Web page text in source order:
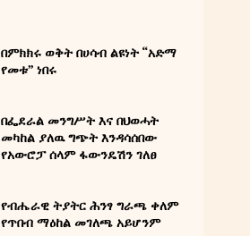
በምክክሩ ወቅት በሀሳብ ልዩነት “አድማ
የመቱ” ነበሩ
በፌደራል መንግሥት እና በህወሓት
መካከል ያለዉ ግጭት እንዳሳሰበው
የአውሮፓ ሰላም ፋውንዴሽን ገለፀ
የብሔራዊ ትያትር ሕንፃ ግራጫ ቀለም
የጥበብ ማዕከል መገለጫ አይሆንም